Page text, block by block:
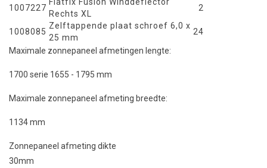
1007227
Rechts XL
2
1008085
Zelftappende plaat schroef 6,0 x
25 mm
24
Maximale zonnepaneel afmetingen lengte:
1700 serie 1655 - 1795 mm
Maximale zonnepaneel afmeting breedte:
1134 mm
Zonnepaneel afmeting dikte
30mm